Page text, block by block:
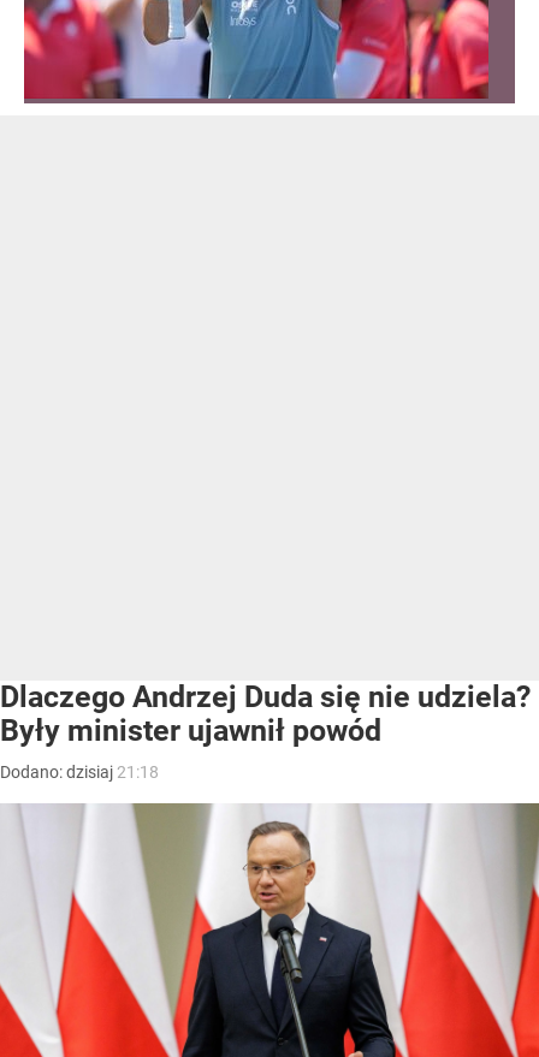
Dlaczego Andrzej Duda się nie udziela?
Były minister ujawnił powód
Dodano:dzisiaj 21:18